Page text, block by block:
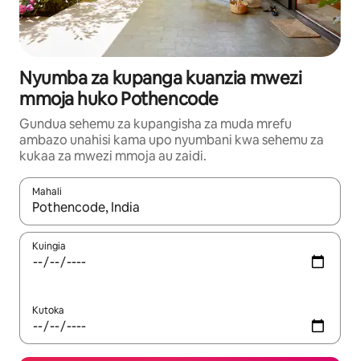
Nyumba za kupanga kuanzia mwezi
mmoja huko Pothencode
Gundua sehemu za kupangisha za muda mrefu
ambazo unahisi kama upo nyumbani kwa sehemu za
kukaa za mwezi mmoja au zaidi.
Mahali
Wakati matokeo yanapatikana, vinjari kwa kutumia vitufe vya
Kuingia
Kutoka